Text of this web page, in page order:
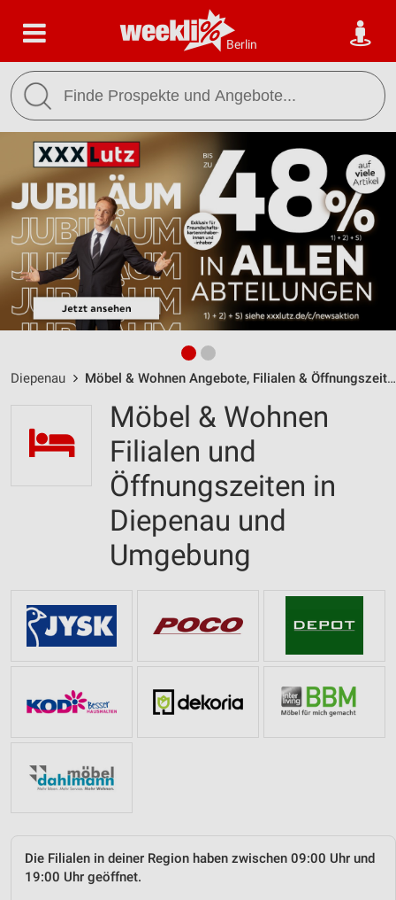
Berlin
Diepenau Möbel & Wohnen Angebote, Filialen & Öffnungszeiten
Möbel & Wohnen
Filialen und
Öffnungszeiten in
Diepenau und
Umgebung
Die Filialen in deiner Region haben zwischen 09:00 Uhr und
19:00 Uhr geöffnet.